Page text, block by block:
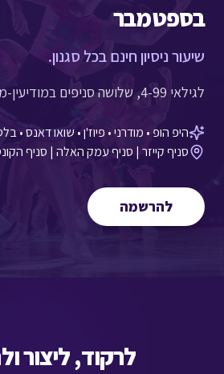
בספטמבר
שיעור ניסיון חינם בכל סגנון.
לגילאי 4-99, שלושה סניפים במודיעין-מכבים-רעות.
היפ הופ • מודרני • פיוז'ן • שואו דאנס •
סניף קייזר | סניף עמק האלה | סניף
להרשמה
לרקוד, ליצור